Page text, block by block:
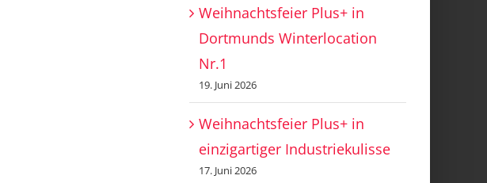
Weihnachtsfeier Plus+ in
Dortmunds Winterlocation
Nr.1
19. Juni 2026
Weihnachtsfeier Plus+ in
einzigartiger Industriekulisse
17. Juni 2026